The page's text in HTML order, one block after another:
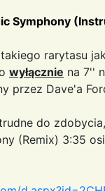
Symphony
rarytasu
wyłącznie na 7''
przez Dave'a
do
(Remix) 3:35